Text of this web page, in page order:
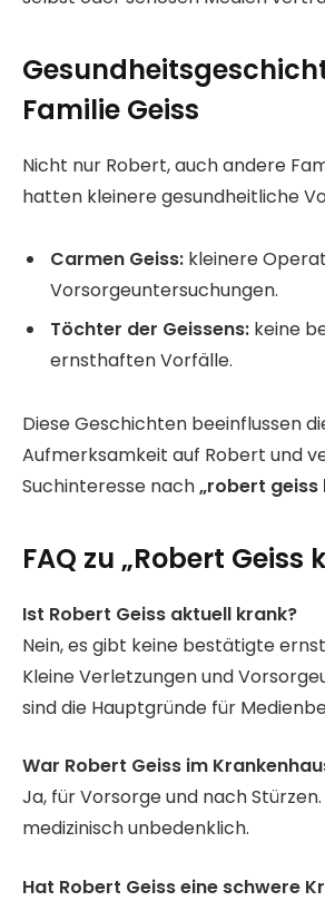
Familie Geiss
Nicht nur Robert, auch andere
hatten kleinere gesundheitliche
Carmen Geiss: kleinere
Vorsorgeuntersuchungen.
Töchter der Geissens: keine
ernsthaften Vorfälle.
Diese Geschichten beeinflussen
Aufmerksamkeit auf Robert und
Suchinteresse nach„robert geiss
FAQ zu „Robert Geiss
Ist Robert Geiss aktuell krank?
Nein, es gibt keine bestätigte
Kleine Verletzungen und
sind die Hauptgründe für
War Robert Geiss im
Ja, für Vorsorge und nach
medizinisch unbedenklich.
Hat Robert Geiss eine schwere